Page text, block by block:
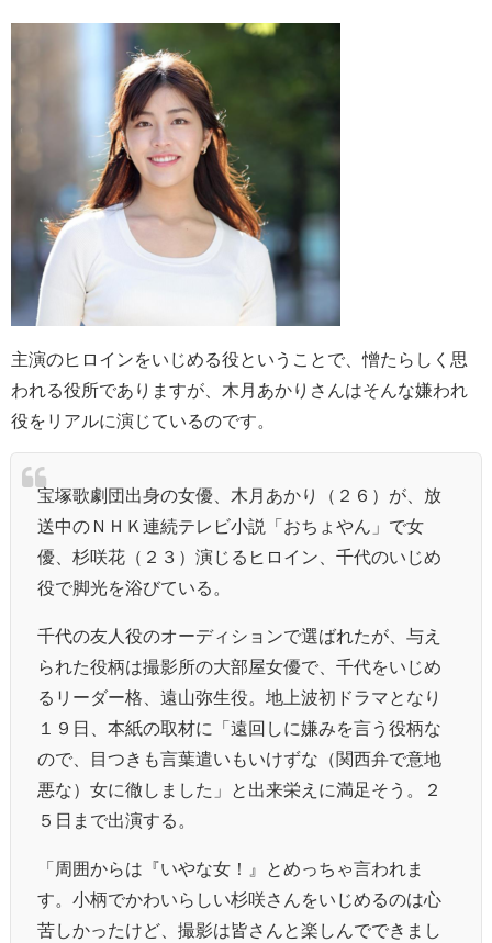
主演のヒロインをいじめる役ということで、憎たらしく思
われる役所でありますが、木月あかりさんはそんな嫌われ
役をリアルに演じているのです。
宝塚歌劇団出身の女優、木月あかり（２６）が、放
送中のＮＨＫ連続テレビ小説「おちょやん」で女
優、杉咲花（２３）演じるヒロイン、千代のいじめ
役で脚光を浴びている。
千代の友人役のオーディションで選ばれたが、与え
られた役柄は撮影所の大部屋女優で、千代をいじめ
るリーダー格、遠山弥生役。地上波初ドラマとなり
１９日、本紙の取材に「遠回しに嫌みを言う役柄な
ので、目つきも言葉遣いもいけずな（関西弁で意地
悪な）女に徹しました」と出来栄えに満足そう。２
５日まで出演する。
「周囲からは『いやな女！』とめっちゃ言われま
す。小柄でかわいらしい杉咲さんをいじめるのは心
苦しかったけど、撮影は皆さんと楽しんでできまし